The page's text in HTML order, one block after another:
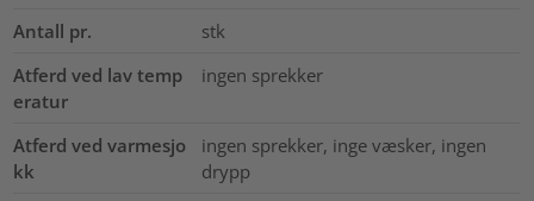
Antall pr.
stk
Atferd ved lav temp
eratur
ingen sprekker
Atferd ved varmesjo
kk
ingen sprekker, inge væsker, ingen
drypp